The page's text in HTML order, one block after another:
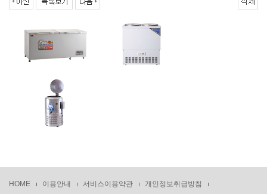
HOME 이용안내 서비스이용약관
개인정보취급방침